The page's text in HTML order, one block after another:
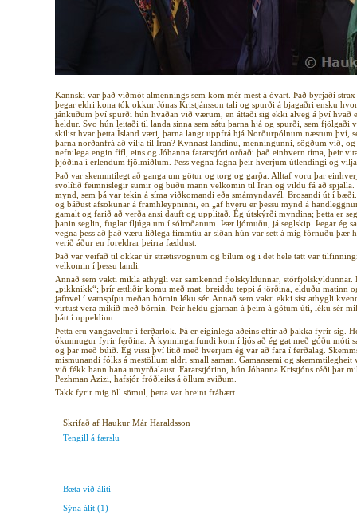
Kannski var það viðmót almennings sem kom mér mest á óvart. Það byrjaði
þegar eldri kona tók okkur Jónas Kristjánsson tali og spurði á bjagaðri ensku
jánkuðum því spurði hún hvaðan við værum, en áttaði sig ekki alveg á því hvað
heldur. Svo hún leitaði til landa sinna sem sátu þarna hjá og spurði, sem
skilist hvar þetta Ísland væri, þarna langt uppfrá hjá Norðurpólnum næstum því,
þarna norðanfrá að vilja til Íran? Kynnast landinu, menningunni, sögðum við,
nefnilega engin fífl, eins og Jóhanna fararstjóri orðaði það einhvern tíma, þeir
þjóðina í erlendum fjölmiðlum. Þess vegna fagna þeir hverjum útlendingi og
Það var skemmtilegt að ganga um götur og torg og garða. Alltaf voru þar
svolítið feimnislegir sumir og buðu mann velkomin til Íran og vildu fá að
mynd, sem þá var tekin á síma viðkomandi eða smámyndavél. Brosandi út í
og báðust afsökunar á framhleypninni, en „af hveru er þessu mynd á
gamalt og farið að verða ansi dauft og upplitað. Ég útskýrði myndina; þetta er
þanin seglin, fuglar fljúga um í sólroðanum. Þær ljómuðu, já seglskip. Þegar ég
vegna þess að það væru liðlega fimmtíu ár síðan hún var sett á mig fórnuðu þær
verið áður en foreldrar þeirra fæddust.
Það var veifað til okkar úr strætisvögnum og bílum og i det hele tatt var
velkomin í þessu landi.
Annað sem vakti mikla athygli var samkennd fjölskyldunnar,
„pikknikk“; þrír ættliðir komu með mat, breiddu teppi á jörðina, elduðu matinn
jafnvel í vatnspípu meðan börnin léku sér. Annað sem vakti ekki síst athygli
virtust vera mikið með börnin. Þeir héldu gjarnan á þeim á götum úti, léku sér
þátt í uppeldinu.
Þetta eru vangaveltur í ferðarlok. Þá er eiginlega aðeins eftir að þakka fyrir sig.
ókunnugur fyrir ferðina. Á kynningarfundi kom í ljós að ég gat með góðu móti
og þar með búið. Ég vissi því lítið með hverjum ég var að fara í ferðalag.
mismunandi fólks á mestöllum aldri small saman. Gamansemi og
við fékk hann hana umyrðalaust. Fararstjórinn, hún Jóhanna Kristjóns réði þar
Pezhman Azizi, hafsjór fróðleiks á öllum sviðum.
Takk fyrir mig öll sömul, þetta var hreint frábært.
Skrifað af Haukur Már Haraldsson
Tengill á færslu
Bæta við áliti
Sýna álit (1)